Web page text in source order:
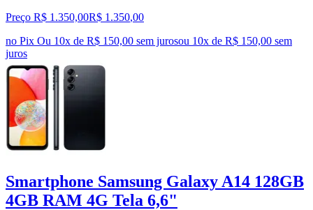
Preço R$ 1.350,00R$ 1.350,00
no Pix Ou 10x de R$ 150,00 sem jurosou 10x de R$ 150,00 sem
juros
Smartphone Samsung Galaxy A14 128GB
4GB RAM 4G Tela 6,6"